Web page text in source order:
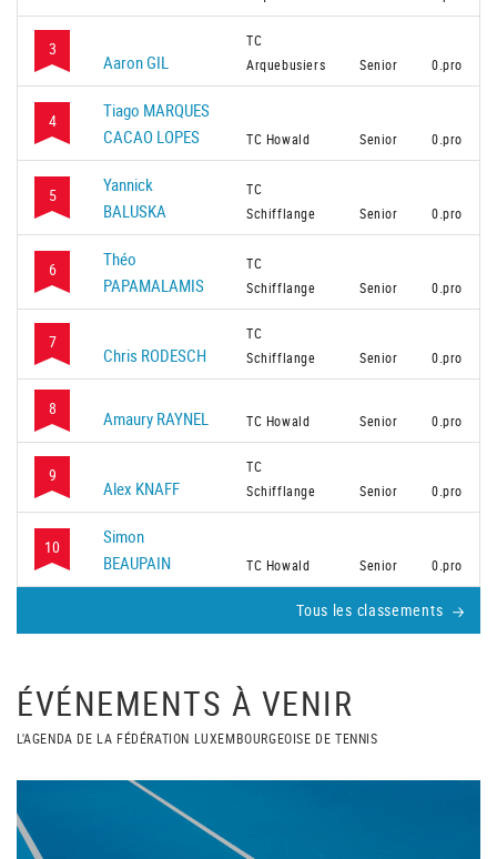
3
Aaron GIL
TC
Arquebusiers
Senior 0.pro
4
Tiago MARQUES
CACAO LOPES
TC Howald Senior 0.pro
5
Yannick
BALUSKA
TC
Schifflange
Senior 0.pro
6
Théo
PAPAMALAMIS
TC
Schifflange
Senior 0.pro
7
Chris RODESCH
TC
Schifflange
Senior 0.pro
8 Amaury RAYNEL TC Howald Senior 0.pro
9
Alex KNAFF
TC
Schifflange
Senior 0.pro
10
Simon
BEAUPAIN
TC Howald Senior 0.pro
Tous les classements
ÉVÉNEMENTS À VENIR
L'AGENDA DE LA FÉDÉRATION LUXEMBOURGEOISE DE TENNIS